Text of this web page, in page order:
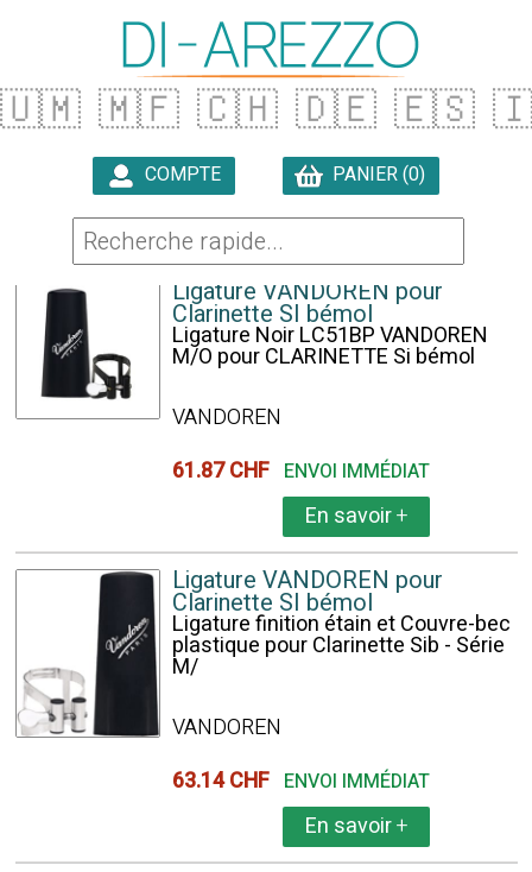
🇺🇲 🇲🇫 🇨🇭 🇩🇪 🇪🇸
COMPTE PANIER (0)
6 ARTICLES TROUVÉS
Ligature VANDOREN pour
Clarinette SI bémol
Ligature Noir LC51BP VANDOREN
M/O pour CLARINETTE Si bémol
VANDOREN
61.87 CHF ENVOI IMMÉDIAT
En savoir+
Ligature VANDOREN pour
Clarinette SI bémol
Ligature finition étain et Couvre-bec
plastique pour Clarinette Sib - Série
M/
VANDOREN
63.14 CHF ENVOI IMMÉDIAT
En savoir+